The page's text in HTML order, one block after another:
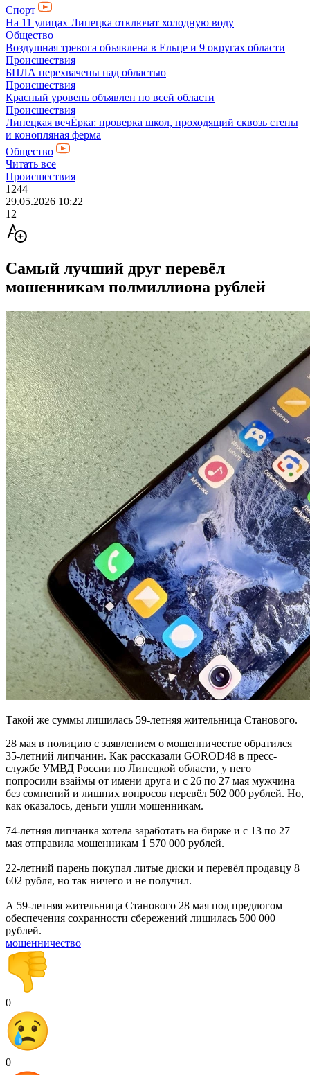
Спорт
На 11 улицах Липецка отключат холодную воду
Общество
Воздушная тревога объявлена в Ельце и 9 округах области
Происшествия
БПЛА перехвачены над областью
Происшествия
Красный уровень объявлен по всей области
Происшествия
Липецкая вечЁрка: проверка школ, проходящий сквозь стены
и конопляная ферма
Общество
Читать все
Происшествия
1244
29.05.2026 10:22
12
Самый лучший друг перевёл
мошенникам полмиллиона рублей
Такой же суммы лишилась 59-летняя жительница Станового.
28 мая в полицию с заявлением о мошенничестве обратился
35-летний липчанин. Как рассказали GOROD48 в пресс-
службе УМВД России по Липецкой области, у него
попросили взаймы от имени друга и с 26 по 27 мая мужчина
без сомнений и лишних вопросов перевёл 502 000 рублей. Но,
как оказалоcь, деньги ушли мошенникам.
74-летняя липчанка хотела заработать на бирже и с 13 по 27
мая отправила мошенникам 1 570 000 рублей.
22-летний парень покупал литые диски и перевёл продавцу 8
602 рубля, но так ничего и не получил.
А 59-летняя жительница Станового 28 мая под предлогом
обеспечения сохранности сбережений лишилась 500 000
рублей.
мошенничество
0
0